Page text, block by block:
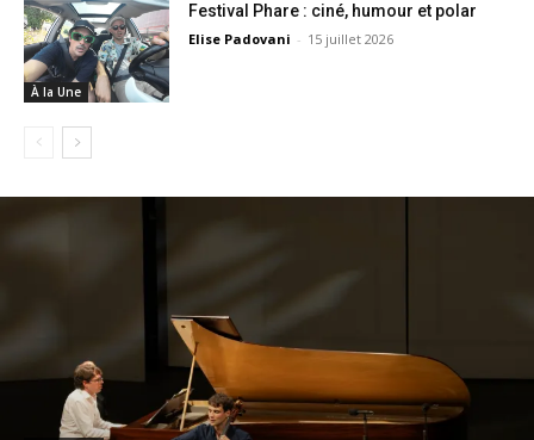
À la Une
Festival Phare : ciné, humour et polar
Elise Padovani - 15 juillet 2026